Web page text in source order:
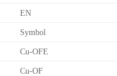
EN
Symbol
Cu-OFE
Cu-OF